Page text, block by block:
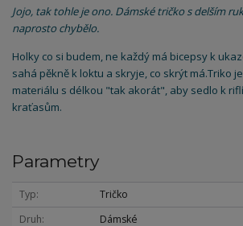
Jojo, tak tohle je ono. Dámské tričko s delším
naprosto chybělo.
Holky co si budem, ne každý má bicepsy k
sahá pěkně k loktu a skryje, co skrýt má.Triko
materiálu s délkou "tak akorát", aby sedlo k
kraťasům.
Parametry
Typ
Tričko
Druh
Dámské